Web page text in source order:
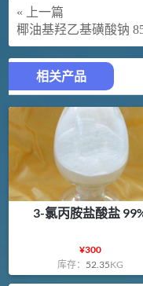
« 上一篇
椰油基羟乙基磺酸钠
相关产品
3-氯丙胺盐酸盐
¥300
库存： 52.35KG